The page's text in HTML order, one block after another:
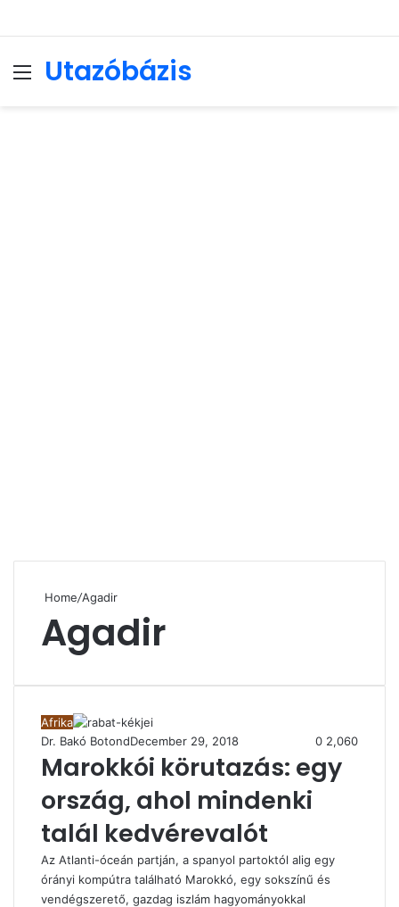
MenuUtazóbázis
Home/Agadir
Agadir
Afrika
Dr. Bakó BotondDecember 29, 2018 0 2,060
Marokkói körutazás: egy
ország, ahol mindenki
talál kedvérevalót
Az Atlanti-óceán partján, a spanyol partoktól alig egy
órányi kompútra található Marokkó, egy sokszínű és
vendégszerető, gazdag iszlám hagyományokkal